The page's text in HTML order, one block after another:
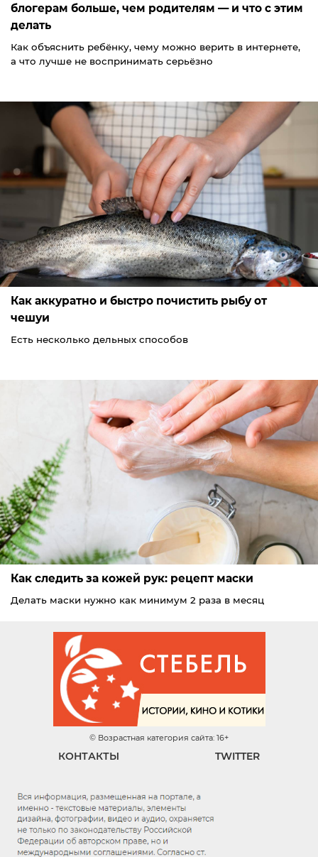
блогерам больше, чем родителям — и что с этим
делать
Как объяснить ребёнку, чему можно верить в интернете,
а что лучше не воспринимать серьёзно
Как аккуратно и быстро почистить рыбу от
чешуи
Есть несколько дельных способов
Как следить за кожей рук: рецепт маски
Делать маски нужно как минимум 2 раза в месяц
© Возрастная категория сайта: 16+
КОНТАКТЫ TWITTER